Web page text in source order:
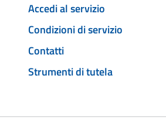
Accedi al servizio
Condizioni di servizio
Contatti
Strumenti di tutela